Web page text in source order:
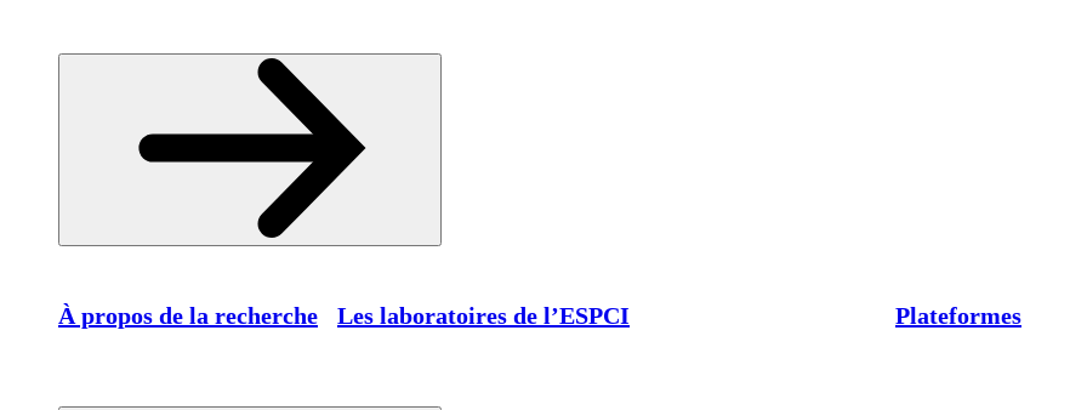
À propos de la recherche Les laboratoires de l’ESPCI Plateformes